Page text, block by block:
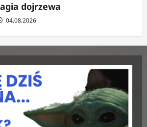
dojrzewa
04.08.2026